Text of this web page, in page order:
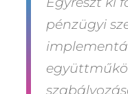
pénzügyi